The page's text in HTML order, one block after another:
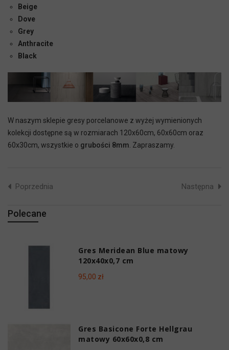
Beige
Dove
Grey
Anthracite
Black
W naszym sklepie gresy porcelanowe z wyżej wymienionych
kolekcji dostępne są w rozmiarach 120x60cm, 60x60cm oraz
60x30cm, wszystkie o grubości 8mm . Zapraszamy.
Poprzednia Następna
Polecane
Gres Meridean Blue matowy
120x40x0,7 cm
95,00 zł
Gres Basicone Forte Hellgrau
matowy 60x60x0,8 cm